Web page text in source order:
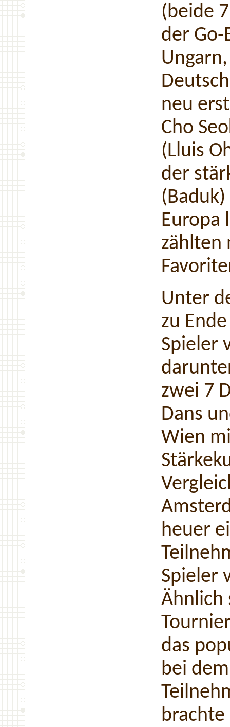
(beide
der Go-
neu
Cho
(Lluis
der
Europa
zählten
Unter
zu
Spieler
zwei 7
Dans
Wien
heuer
Spieler
Ähnlich
das
bei
brachte